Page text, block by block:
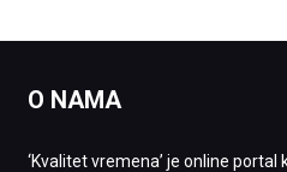
O NAMA
‘Kvalitet vremena’ je online